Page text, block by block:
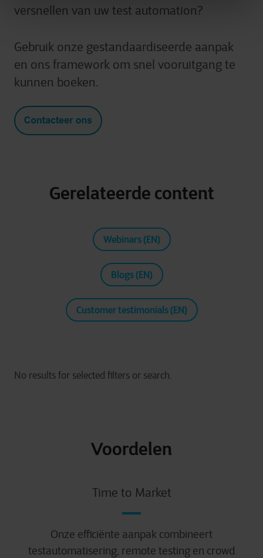
versnellen van uw test automation?
Gebruik onze gestandaardiseerde aanpak
en ons framework om snel vooruitgang te
kunnen boeken.
Gerelateerde content
Webinars (EN)
Blogs (EN)
Customer testimonials (EN)
Voordelen
Time to Market
Onze efficiënte aanpak combineert
testautomatisering, remote testing en crowd